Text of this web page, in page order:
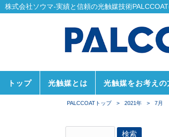
株式会社ソウマ-実績と信頼の光触媒技術
トップ 光触媒とは 光触媒をお考えの
PALCCOATトップ > 2021年 > 7月